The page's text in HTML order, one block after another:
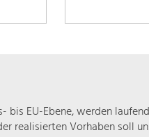
bis EU-Ebene, werden
realisierten Vorhaben soll